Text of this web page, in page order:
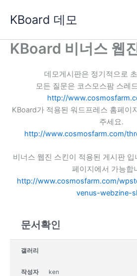
로
KBoard 데모
KBoard 비너스 웹
데모게시판은 정기적으로
모든 질문은 코스모스팜 스레
http://
KBoard가 적용된 워드프레스 홈페이
주세요.
http://www.cosmosfarm.com/
비너스 웹진 스킨이 적용된 게시판
페이지에서 가능합
http://www.cosmosfarm.com/
venus-webzine-
문서확인
갤러리
작성자 ken